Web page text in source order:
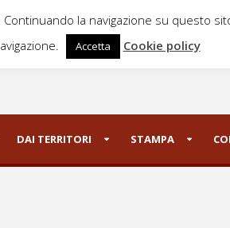
DAI TERRITORI STAMPA
la navigazione su questo
Accetta Cookie policy